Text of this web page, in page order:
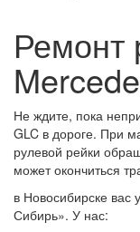
Ремонт
Не ждите, пока
GLC в дороге. При
рулевой рейки
может окончиться
в Новосибирске вас
Сибирь». У нас: